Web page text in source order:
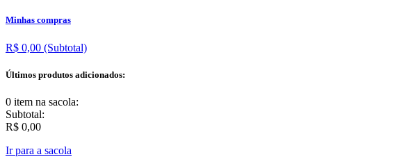
Minhas compras
R$ 0,00 (Subtotal)
Últimos produtos adicionados:
0 item na sacola:
Subtotal:
R$ 0,00
Ir para a sacola